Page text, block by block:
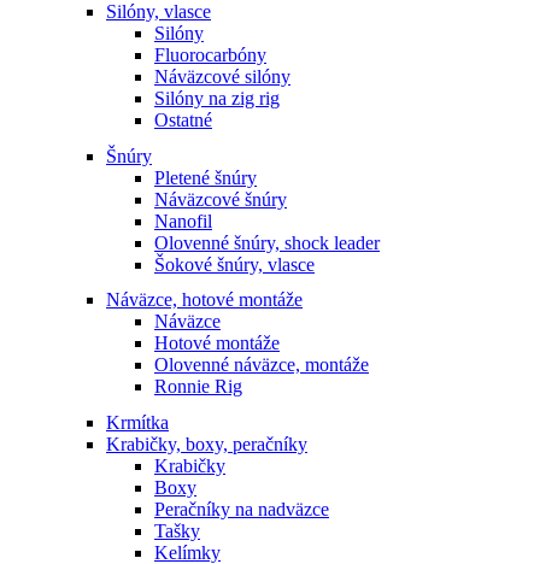
Silóny, vlasce
Silóny
Fluorocarbóny
Náväzcové silóny
Silóny na zig rig
Ostatné
Šnúry
Pletené šnúry
Náväzcové šnúry
Nanofil
Olovenné šnúry, shock leader
Šokové šnúry, vlasce
Náväzce, hotové montáže
Náväzce
Hotové montáže
Olovenné náväzce, montáže
Ronnie Rig
Krmítka
Krabičky, boxy, peračníky
Krabičky
Boxy
Peračníky na nadväzce
Tašky
Kelímky